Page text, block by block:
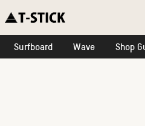
Surfboard Wave Shop